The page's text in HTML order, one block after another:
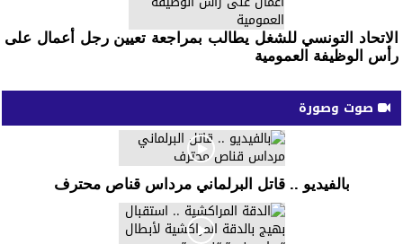
الاتحاد التونسي للشغل يطالب بمراجعة تعيين رجل أعمال على
رأس الوظيفة العمومية
صوت وصورة
بالفيديو .. قاتل البرلماني مرداس قناص محترف